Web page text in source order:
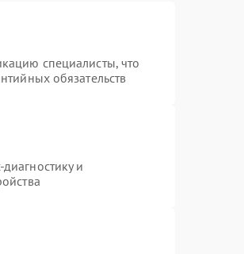
специалисты, что
обязательств
и